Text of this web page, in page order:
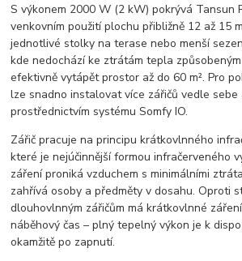
S výkonem 2000 W (2 kW) pokrývá Tansun
venkovním použití plochu přibližně 12 až 15
jednotlivé stolky na terase nebo menší
kde nedochází ke ztrátám tepla
efektivně vytápět prostor až do 60 m². Pro
lze snadno instalovat více zářičů vedle
prostřednictvím systému Somfy IO.
Zářič pracuje na principu krátkovlnného
které je nejúčinnější formou infračerveného
záření proniká vzduchem s minimálními
zahřívá osoby a předměty v dosahu. Oproti
dlouhovlnným zářičům má krátkovlnné
náběhový čas – plný tepelný výkon je k
okamžitě po zapnutí.